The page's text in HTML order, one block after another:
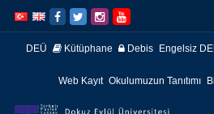
atla
Navigasyona
atla
DEÜ Kütüphane Debis Engelsiz
Web Kayıt Okulumuzun Tanıtımı